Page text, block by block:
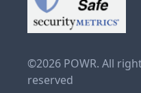
©2026 POWR. All
reserved